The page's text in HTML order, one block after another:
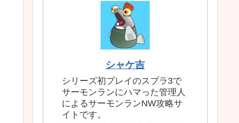
シャケ吉
シリーズ初プレイのスプラ3で
サーモンランにハマった管理人
によるサーモンランNW攻略サ
イトです。